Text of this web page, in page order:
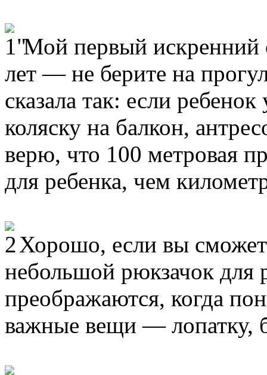
Мой первый искренний
лет — не берите на
сказала так: если
коляску на балкон,
верю, что 100 метровая
для ребенка, чем
Хорошо, если вы
небольшой рюкзачок для
преображаются, когда
важные вещи — лопатку,